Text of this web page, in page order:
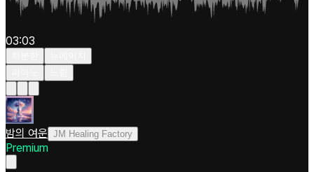
03:03
밤의 여운 JM Healing Factory
Premium